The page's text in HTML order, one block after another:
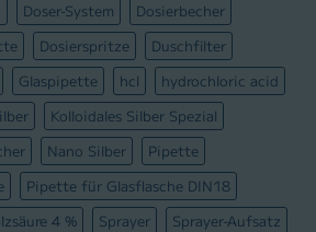
Doser-System
Dosierbecher
Dosierspritze
Duschfilter
Glaspipette hcl
hydrochloric acid
Kolloidales Silber Spezial
Nano Silber
Pipette
Pipette für Glasflasche DIN18
4 % Sprayer
Sprayer-Aufsatz